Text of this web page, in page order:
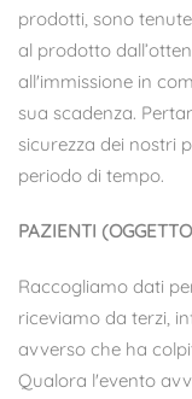
prodotti, sono
al prodotto
all'immissione in
sua scadenza.
sicurezza dei nostri
periodo di tempo.
PAZIENTI
Raccogliamo dati
riceviamo da terzi,
avverso che ha
Qualora l'evento